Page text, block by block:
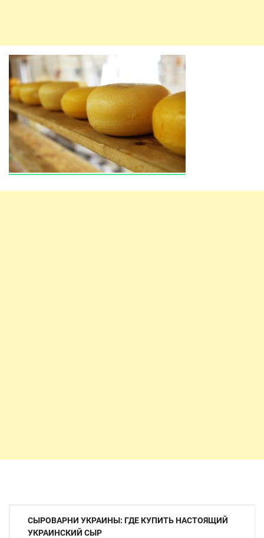
Навигация
СЫРОВАРНИ УКРАИНЫ: ГДЕ КУПИТЬ НАСТОЯЩИЙ
УКРАИНСКИЙ СЫР